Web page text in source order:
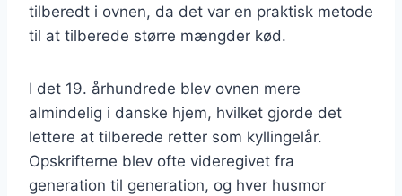
tilberedt i ovnen, da det var en praktisk metode
til at tilberede større mængder kød.
I det 19. århundrede blev ovnen mere
almindelig i danske hjem, hvilket gjorde det
lettere at tilberede retter som kyllingelår.
Opskrifterne blev ofte videregivet fra
generation til generation, og hver husmor